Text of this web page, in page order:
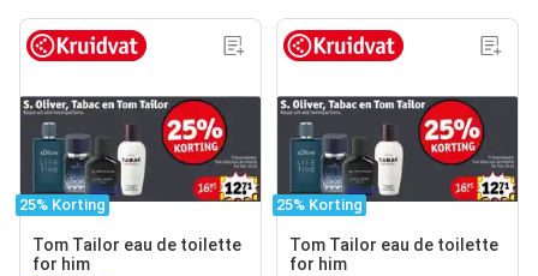
25% Korting
Tom Tailor eau de toilette
for him
25% Korting
Tom Tailor eau de toilette
for him